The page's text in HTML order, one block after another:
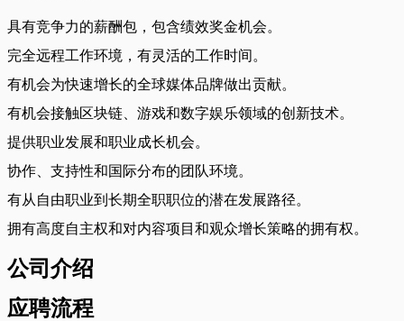
具有竞争力的薪酬包，包含绩效奖金机会。
完全远程工作环境，有灵活的工作时间。
有机会为快速增长的全球媒体品牌做出贡献。
有机会接触区块链、游戏和数字娱乐领域的创新技术。
提供职业发展和职业成长机会。
协作、支持性和国际分布的团队环境。
有从自由职业到长期全职职位的潜在发展路径。
拥有高度自主权和对内容项目和观众增长策略的拥有权。
公司介绍
应聘流程